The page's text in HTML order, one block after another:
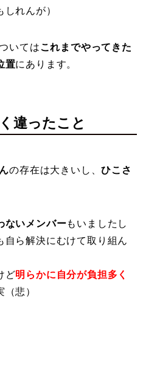
れんが）
いては これまでやってきた
置にあります。
違ったこと
の存在は大きいし、ひこさ
ないメンバーもいましたし
自ら解決にむけて取り組ん
ど明らかに自分が負担多く
（悲）